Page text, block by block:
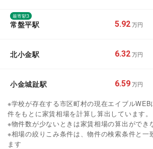
最寄駅3
常盤平駅 5.92 万円
北小金駅 6.32 万円
小金城趾駅 6.59 万円
※学校が存在する市区町村の現在エイブル
件をもとに家賃相場を計算し算出しています。
※物件数が少ないときは家賃相場の算出ができ
※相場の絞りこみ条件は、物件の検索条件と一
ます